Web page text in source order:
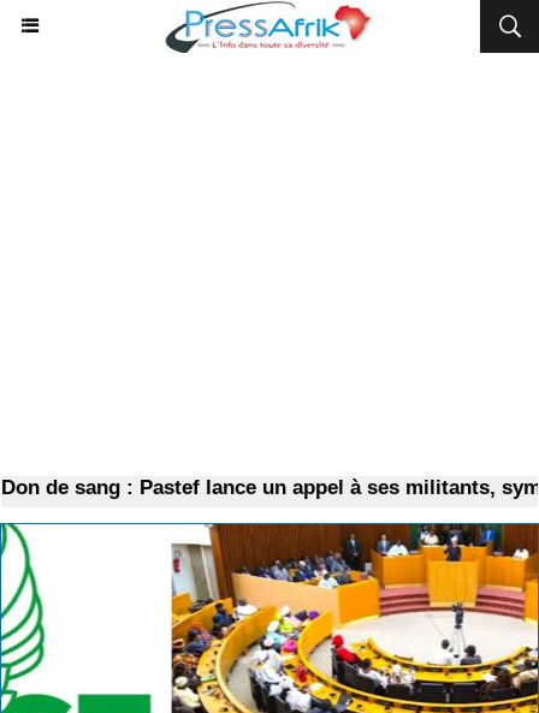
de sang : Pastef lance un appel à ses militants,